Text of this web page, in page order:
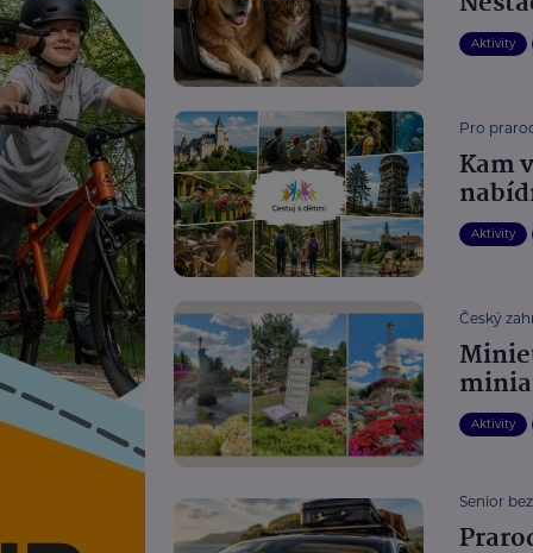
Aktivity
Pro
Kam
Aktivity
Český
Aktivity
Senior